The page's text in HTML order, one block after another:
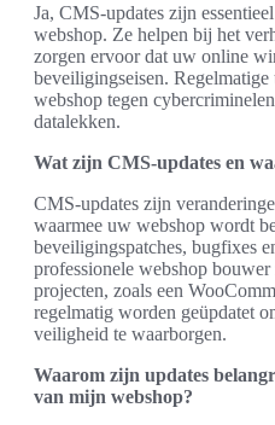
Ja, CMS-updates zijn
webshop. Ze helpen bij het
zorgen ervoor dat uw online
beveiligingseisen. Regelmatige
webshop tegen
datalekken.
Wat zijn CMS-updates en
CMS-updates zijn
waarmee uw webshop wordt
beveiligingspatches, bugfixes
professionele webshop
projecten, zoals een
regelmatig worden geüpdatet
veiligheid te waarborgen.
Waarom zijn updates
van mijn webshop?